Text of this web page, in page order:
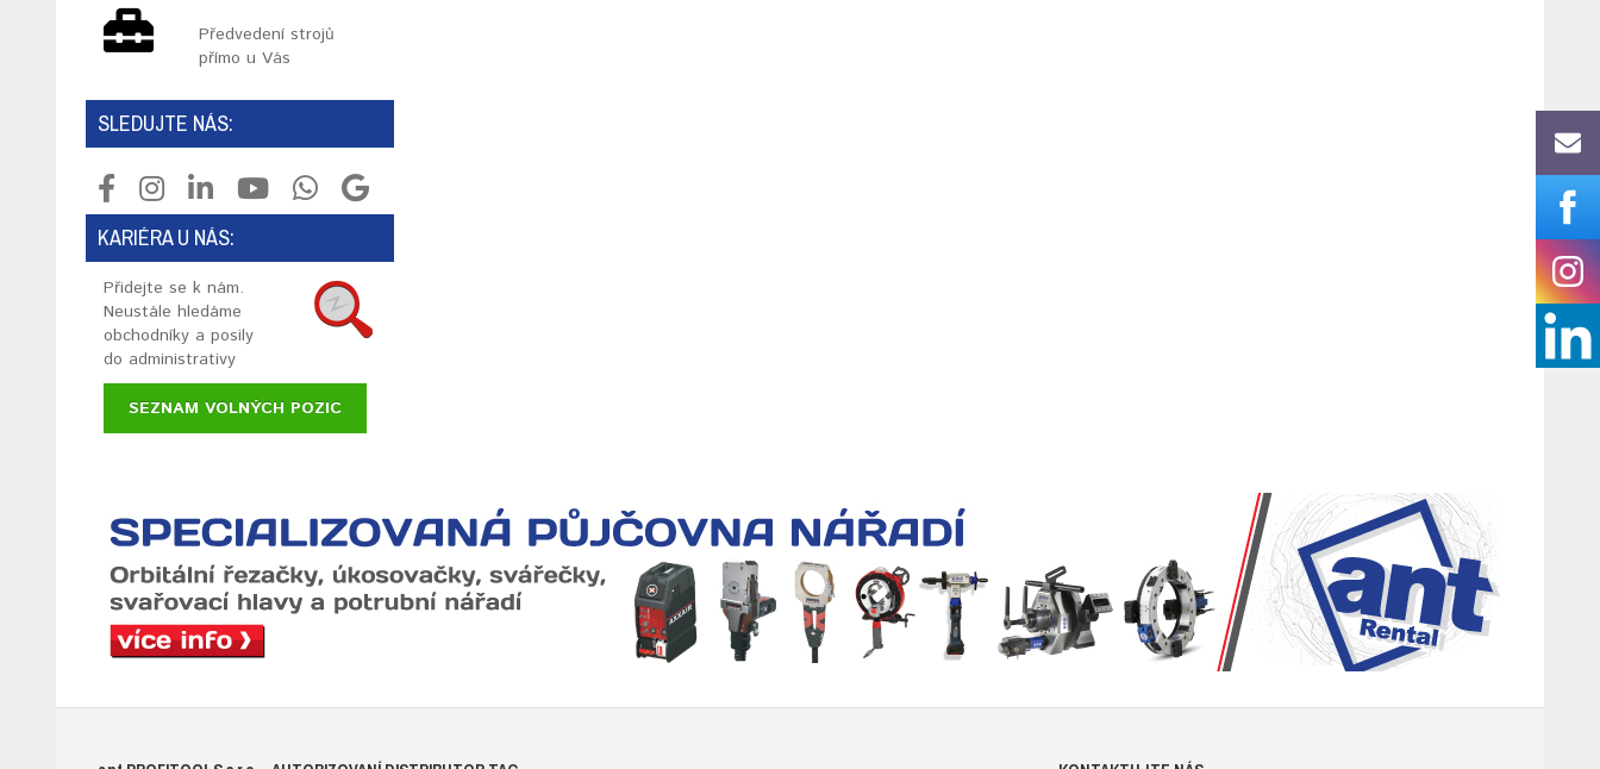
Předvedení strojů
přímo u Vás
SLEDUJTE NÁS:
KARIÉRA U NÁS:
Přidejte se k nám.
Neustále hledáme
obchodníky a posily
do administrativy
SEZNAM VOLNÝCH POZIC